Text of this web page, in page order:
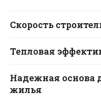
Скорость
Тепловая
Надежная основа
жилья
Коммерческое
строительство
О